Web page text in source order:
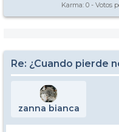
Karma: 0 - Votos
Re: ¿Cuando pierde
zanna bianca